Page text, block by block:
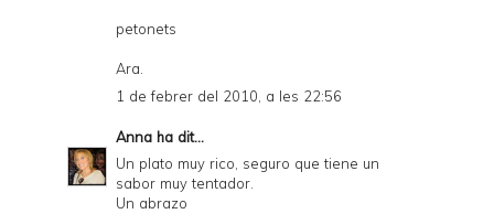
petonets
Ara.
1 de febrer del 2010, a les 22:56
Anna ha dit...
Un plato muy rico, seguro que tiene un
sabor muy tentador.
Un abrazo